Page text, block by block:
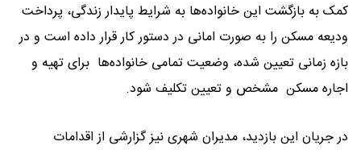
کمک به بازگشت این خانواده‌ها به شرایط پایدار زندگی، پرداخت
ودیعه مسکن را به صورت امانی در دستور کار قرار داده است و در
بازه زمانی تعیین شده، وضعیت تمامی خانواده‌ها برای تهیه و
اجاره مسکن مشخص و تعیین تکلیف شود.
در جریان این بازدید، مدیران شهری نیز گزارشی از اقدامات